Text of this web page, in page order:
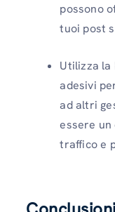
possono
tuoi post
Utilizza
adesivi
ad altri
essere
traffico e